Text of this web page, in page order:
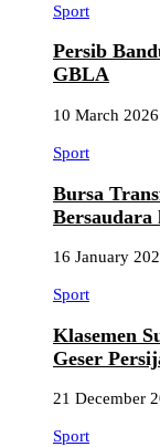
Sport
Persib
GBLA
10 March 2026
Sport
Bursa
16 January
Sport
Klasemen
Geser
21 December
Sport